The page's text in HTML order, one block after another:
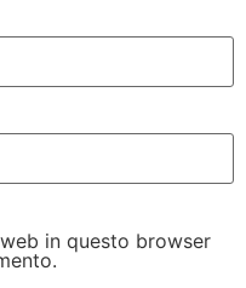
in questo browser